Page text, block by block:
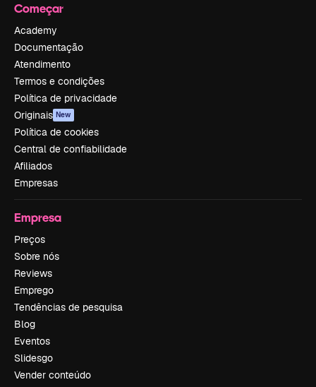
Começar
Academy
Documentação
Atendimento
Termos e condições
Política de privacidade
Originais New
Política de cookies
Central de confiabilidade
Afiliados
Empresas
Empresa
Preços
Sobre nós
Reviews
Emprego
Tendências de pesquisa
Blog
Eventos
Slidesgo
Vender conteúdo